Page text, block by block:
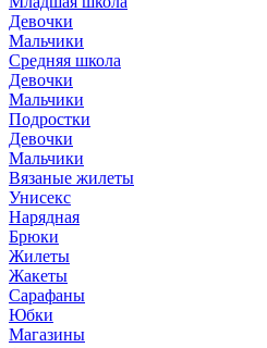
Девочки
Мальчики
Средняя школа
Девочки
Мальчики
Подростки
Девочки
Мальчики
Вязаные жилеты
Унисекс
Нарядная
Брюки
Жилеты
Жакеты
Сарафаны
Юбки
Магазины